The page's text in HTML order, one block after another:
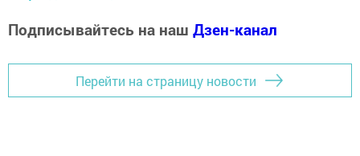
Подписывайтесь на наш Дзен-канал
Перейти на страницу новости